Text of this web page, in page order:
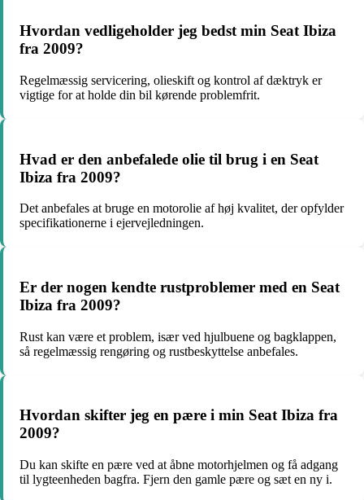
Hvordan vedligeholder jeg bedst min Seat Ibiza
fra 2009?
Regelmæssig servicering, olieskift og kontrol af dæktryk er
vigtige for at holde din bil kørende problemfrit.
Hvad er den anbefalede olie til brug i en Seat
Ibiza fra 2009?
Det anbefales at bruge en motorolie af høj kvalitet, der opfylder
specifikationerne i ejervejledningen.
Er der nogen kendte rustproblemer med en Seat
Ibiza fra 2009?
Rust kan være et problem, især ved hjulbuene og bagklappen,
så regelmæssig rengøring og rustbeskyttelse anbefales.
Hvordan skifter jeg en pære i min Seat Ibiza fra
2009?
Du kan skifte en pære ved at åbne motorhjelmen og få adgang
til lygteenheden bagfra. Fjern den gamle pære og sæt en ny i.